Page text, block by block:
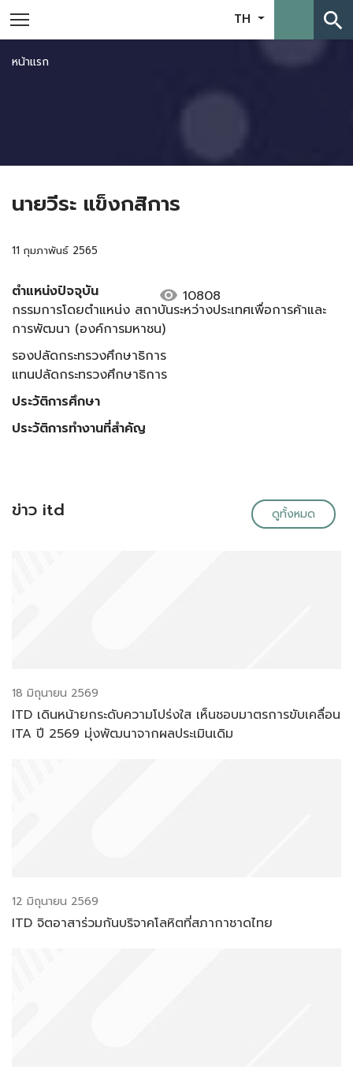
TH search
หน้าแรก
นายวีระ แข็งกสิการ
11 กุมภาพันธ์ 2565
visibility 10808
ตำแหน่งปัจจุบัน
กรรมการโดยตำแหน่ง สถาบันระหว่างประเทศเพื่อการค้าและ
การพัฒนา (องค์การมหาชน)
รองปลัดกระทรวงศึกษาธิการ
แทนปลัดกระทรวงศึกษาธิการ
ประวัติการศึกษา
ประวัติการทำงานที่สำคัญ
ข่าว itd ดูทั้งหมด
18 มิถุนายน 2569
ITD เดินหน้ายกระดับความโปร่งใส เห็นชอบมาตรการขับเคลื่อน
ITA ปี 2569 มุ่งพัฒนาจากผลประเมินเดิม
12 มิถุนายน 2569
ITD จิตอาสาร่วมกันบริจาคโลหิตที่สภากาชาดไทย